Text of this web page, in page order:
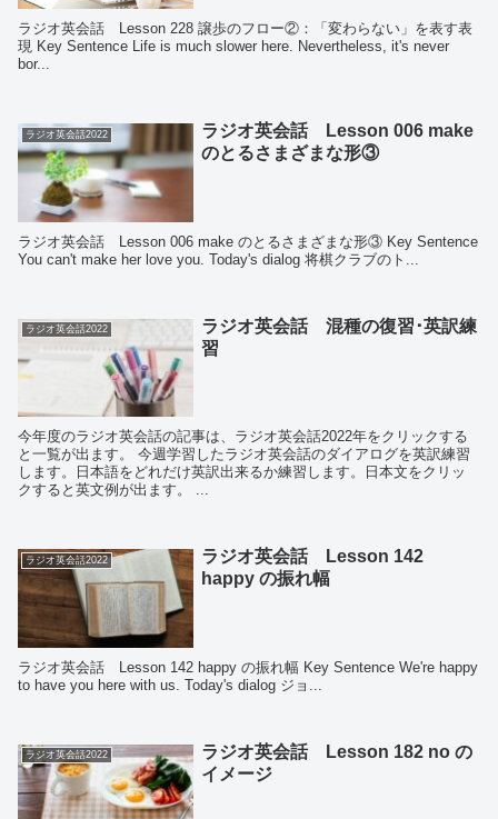
ラジオ英会話 Lesson 228 譲歩のフロー②：「変わらない」を表す表
現 Key Sentence Life is much slower here. Nevertheless, it's never
bor...
ラジオ英会話2022
ラジオ英会話 Lesson 006 make
のとるさまざまな形③
ラジオ英会話 Lesson 006 make のとるさまざまな形③ Key Sentence
You can't make her love you. Today's dialog 将棋クラブのト...
ラジオ英会話2022
ラジオ英会話 混種の復習･英訳練
習
今年度のラジオ英会話の記事は、ラジオ英会話2022年をクリックする
と一覧が出ます。 今週学習したラジオ英会話のダイアログを英訳練習
します。日本語をどれだけ英訳出来るか練習します。日本文をクリッ
クすると英文例が出ます。 ...
ラジオ英会話2022
ラジオ英会話 Lesson 142
happy の振れ幅
ラジオ英会話 Lesson 142 happy の振れ幅 Key Sentence We're happy
to have you here with us. Today's dialog ジョ...
ラジオ英会話2022
ラジオ英会話 Lesson 182 no の
イメージ